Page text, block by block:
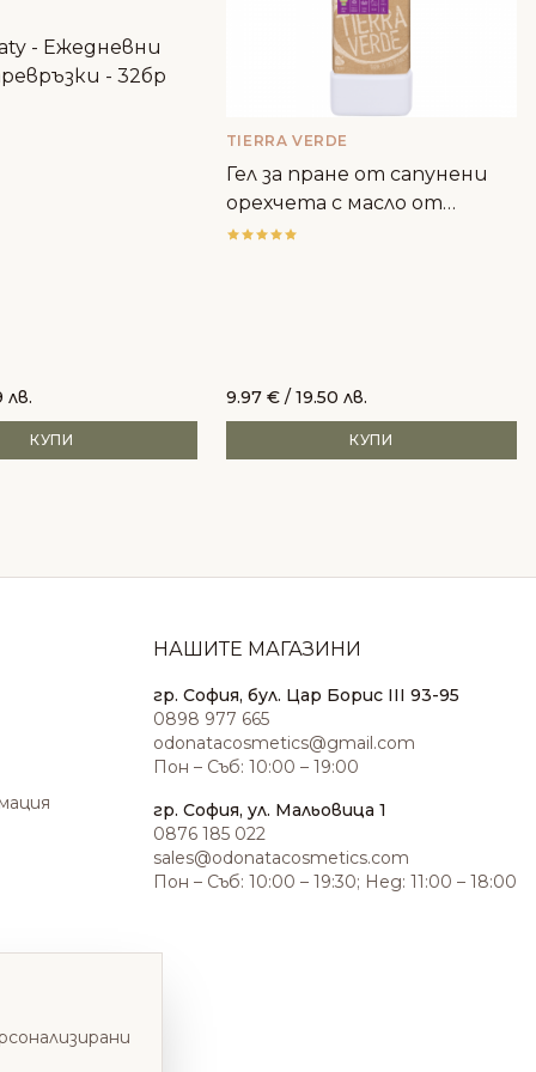
- Ежедневни
- 32бр
лв.
КУПИ
TIERRA VERDE
Гел за пране от сапунени
орехчета с масло от
лавандула - Tierra Verde
9.97 €/ 19.50 лв.
КУПИ
НАШИТЕ МАГАЗИНИ
гр. София, бул. Цар Борис III 93-95
0898 977 665
odonatacosmetics@gmail.com
Пон – Съб: 10:00 – 19:00
гр. София, ул. Мальовица 1
0876 185 022
sales@odonatacosmetics.com
Пон – Съб: 10:00 – 19:30; Нед: 11:00 – 18:00